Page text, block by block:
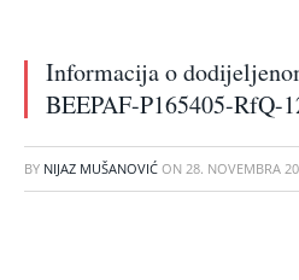
Informacija o
BEEPAF-P165405-RfQ-
BY NIJAZ MUŠANOVIĆ ON 28. NOVEMBRA